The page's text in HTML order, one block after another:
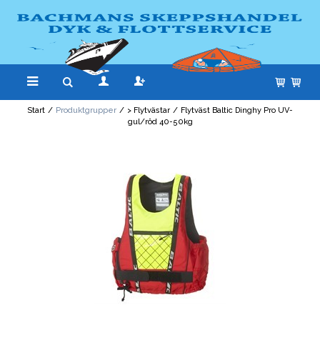
Start / Produktgrupper / > Flytvästar / Flytväst Baltic Dinghy Pro UV-
gul/röd 40-50kg